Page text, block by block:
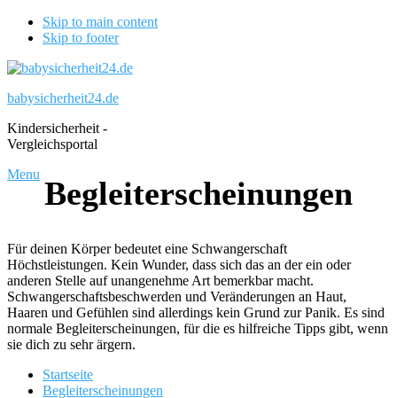
Skip to main content
Skip to footer
babysicherheit24.de
Kindersicherheit -
Vergleichsportal
Menu
Begleiterscheinungen
Für deinen Körper bedeutet eine Schwangerschaft
Höchstleistungen. Kein Wunder, dass sich das an der ein oder
anderen Stelle auf unangenehme Art bemerkbar macht.
Schwangerschaftsbeschwerden und Veränderungen an Haut,
Haaren und Gefühlen sind allerdings kein Grund zur Panik. Es sind
normale Begleiterscheinungen, für die es hilfreiche Tipps gibt, wenn
sie dich zu sehr ärgern.
Startseite
Begleiterscheinungen